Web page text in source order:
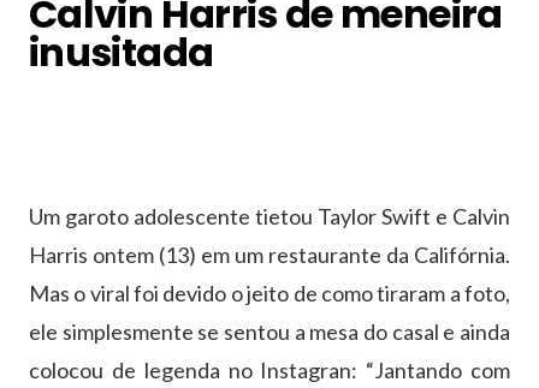
Calvin Harris de meneira
inusitada
Um garoto adolescente tietou Taylor Swift e Calvin
Harris ontem (13) em um restaurante da Califórnia.
Mas o viral foi devido o jeito de como tiraram a foto,
ele simplesmente se sentou a mesa do casal e ainda
colocou de legenda no Instagran: “Jantando com